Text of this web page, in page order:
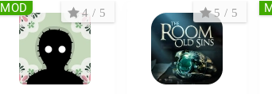
4 / 5
MOD 5 / 5